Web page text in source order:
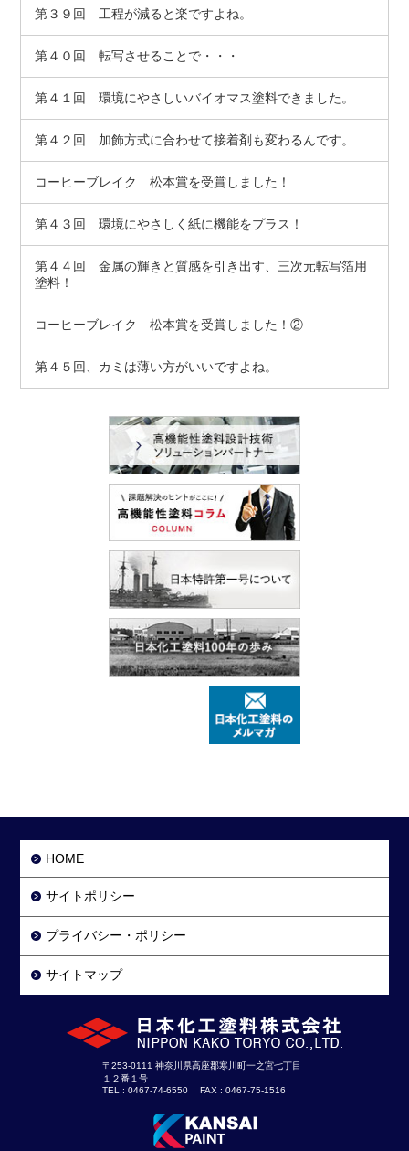
第３９回 工程が減ると楽ですよね。
第４０回 転写させることで・・・
第４１回 環境にやさしいバイオマス塗料できました。
第４２回 加飾方式に合わせて接着剤も変わるんです。
コーヒーブレイク 松本賞を受賞しました！
第４３回 環境にやさしく紙に機能をプラス！
第４４回 金属の輝きと質感を引き出す、三次元転写箔用
塗料！
コーヒーブレイク 松本賞を受賞しました！②
第４５回、カミは薄い方がいいですよね。
HOME
サイトポリシー
プライバシー・ポリシー
サイトマップ
〒253-0111 神奈川県高座郡寒川町一之宮七丁目
１２番１号
TEL : 0467-74-6550 FAX : 0467-75-1516